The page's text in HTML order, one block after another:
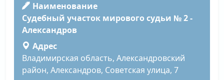
Наименование
Судебный участок мирового судьи № 2 -
Александров
Адрес
Владимирская область, Александровский
район, Александров, Советская улица, 7